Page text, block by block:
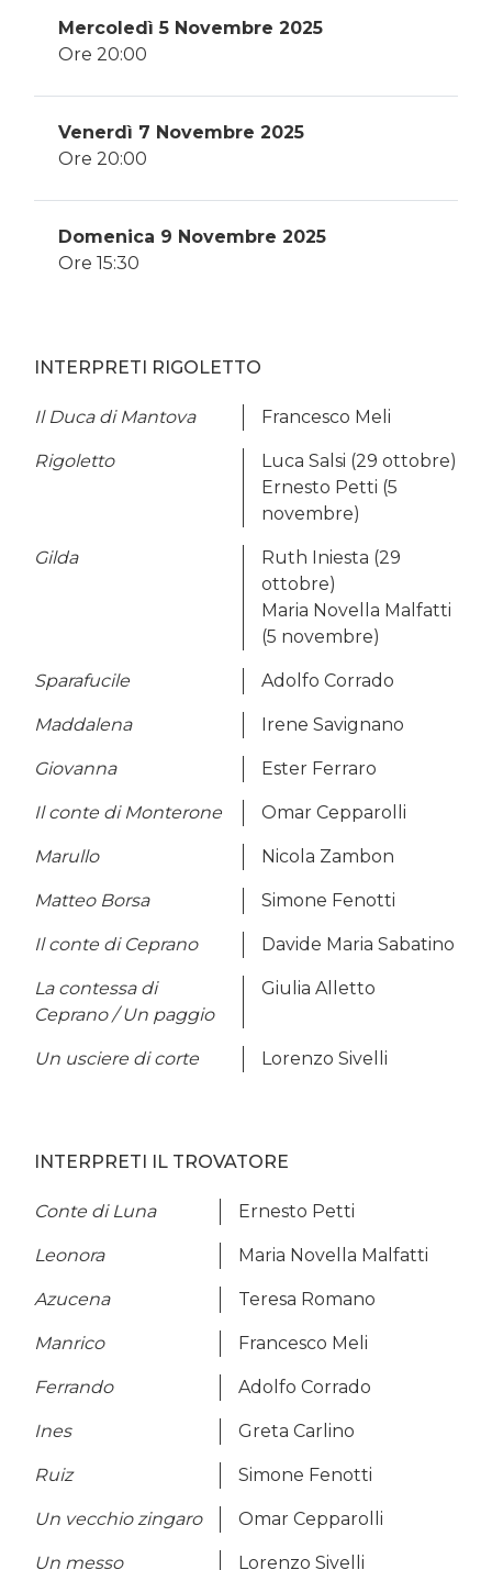
Mercoledì 5 Novembre 2025
Ore 20:00
Venerdì 7 Novembre 2025
Ore 20:00
Domenica 9 Novembre 2025
Ore 15:30
INTERPRETI RIGOLETTO
Il Duca di Mantova Francesco Meli
Rigoletto
Luca Salsi (29 ottobre)
Ernesto Petti (5
novembre)
Gilda
Ruth Iniesta (29
ottobre)
Maria Novella Malfatti
(5 novembre)
Sparafucile Adolfo Corrado
Maddalena Irene Savignano
Giovanna Ester Ferraro
Il conte di Monterone Omar Cepparolli
Marullo Nicola Zambon
Matteo Borsa Simone Fenotti
Il conte di Ceprano Davide Maria Sabatino
La contessa di
Ceprano / Un paggio
Giulia Alletto
Un usciere di corte Lorenzo Sivelli
INTERPRETI IL TROVATORE
Conte di Luna Ernesto Petti
Leonora Maria Novella Malfatti
Azucena Teresa Romano
Manrico Francesco Meli
Ferrando Adolfo Corrado
Ines Greta Carlino
Ruiz Simone Fenotti
Un vecchio zingaro Omar Cepparolli
Un messo Lorenzo Sivelli